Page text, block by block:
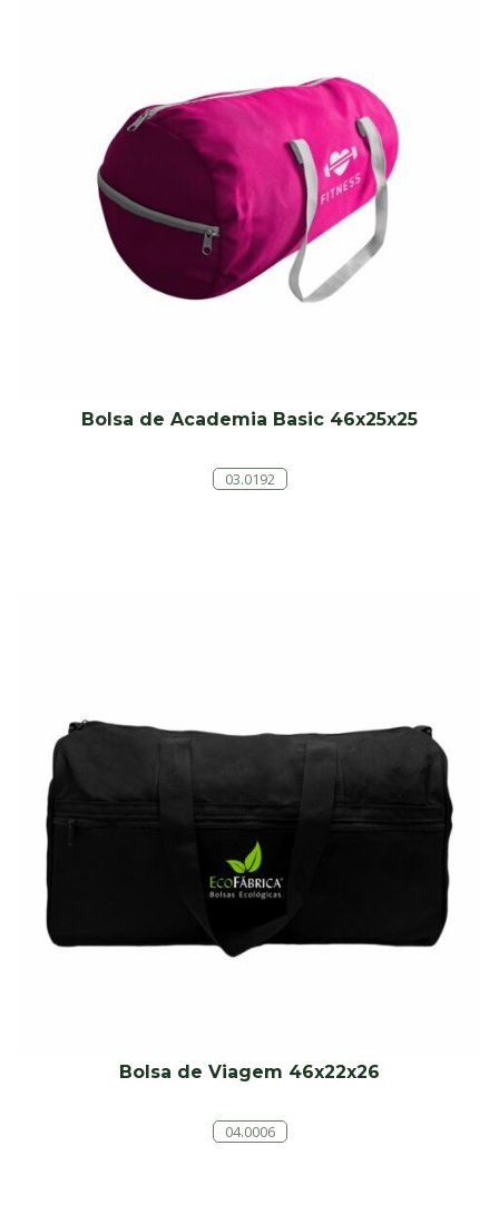
Bolsa de Academia Basic 46x25x25
03.0192
Bolsa de Viagem 46x22x26
04.0006